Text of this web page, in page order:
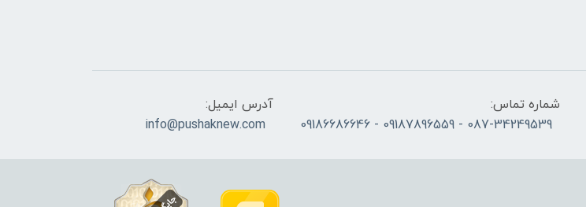
شماره تماس:
087-34249539 - 09187896559 - 09186686646
آدرس ایمیل:
info@pushaknew.com